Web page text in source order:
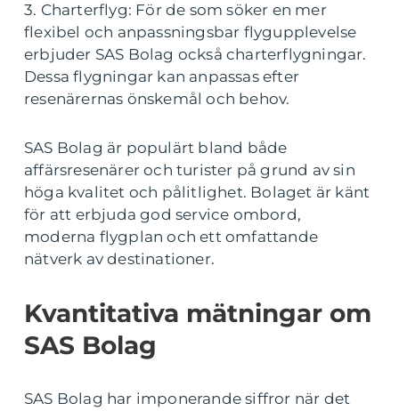
3. Charterflyg: För de som söker en mer
flexibel och anpassningsbar flygupplevelse
erbjuder SAS Bolag också charterflygningar.
Dessa flygningar kan anpassas efter
resenärernas önskemål och behov.
SAS Bolag är populärt bland både
affärsresenärer och turister på grund av sin
höga kvalitet och pålitlighet. Bolaget är känt
för att erbjuda god service ombord,
moderna flygplan och ett omfattande
nätverk av destinationer.
Kvantitativa mätningar om
SAS Bolag
SAS Bolag har imponerande siffror när det